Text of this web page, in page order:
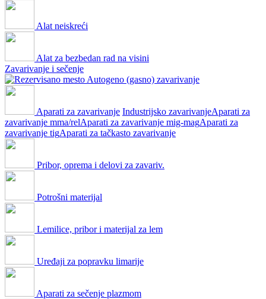
Alat neiskreći
Alat za bezbedan rad na visini
Zavarivanje i sečenje
Autogeno (gasno) zavarivanje
Aparati za zavarivanje Industrijsko zavarivanjeAparati za
zavarivanje mma/relAparati za zavarivanje mig-magAparati za
zavarivanje tigAparati za tačkasto zavarivanje
Pribor, oprema i delovi za zavariv.
Potrošni materijal
Lemilice, pribor i materijal za lem
Uređaji za popravku limarije
Aparati za sečenje plazmom